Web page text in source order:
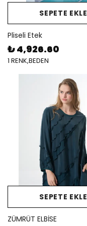
SEPETE EKLE
Pliseli Etek
₺ 4,926.60
1 RENK,BEDEN
SEPETE EKLE
ZÜMRÜT ELBİSE